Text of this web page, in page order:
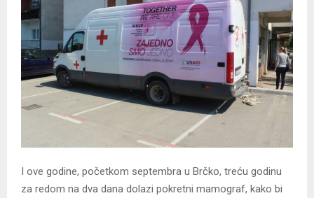
I ove godine, početkom septembra u Brčko, treću godinu
za redom na dva dana dolazi pokretni mamograf, kako bi